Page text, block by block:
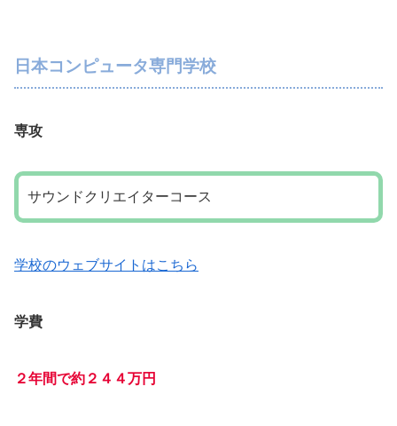
日本コンピュータ専門学校
専攻
サウンドクリエイターコース
学校のウェブサイトはこちら
学費
２年間で約２４４万円